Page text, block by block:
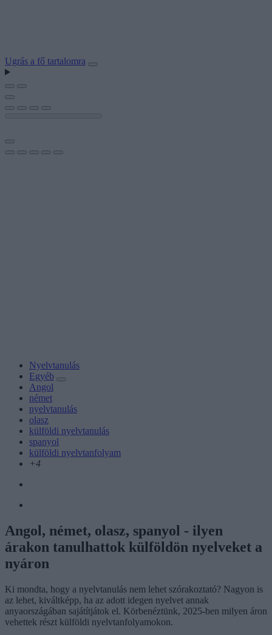
Ugrás a fő tartalomra
Nyelvtanulás
Egyéb
Angol
német
nyelvtanulás
olasz
külföldi nyelvtanulás
spanyol
külföldi nyelvtanfolyam
+4
Angol, német, olasz, spanyol - ilyen
árakon tanulhattok külföldön nyelveket a
nyáron
Ki mondta, hogy a nyelvtanulás nem lehet szórakoztató? Nagyon is
az lehet, kiváltképp, ha az adott idegen nyelvet annak
anyaországában sajátítjátok el. Körbenéztünk, 2025-ben milyen áron
vehettek részt külföldi nyelvtanfolyamokon.